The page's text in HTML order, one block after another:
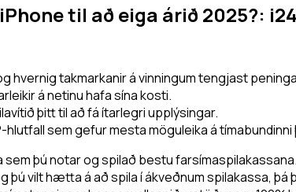
til að eiga árið 2025?:
hvernig takmarkanir á vinningum tengjast
á netinu hafa sína kosti.
þitt til að fá ítarlegri upplýsingar.
sem gefur mesta möguleika á tímabundinni
þú notar og spilað bestu
vilt hætta á að spila í ákveðnum spilakassa,